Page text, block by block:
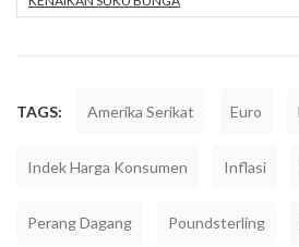
TAGS: Amerika Serikat Euro
Indek Harga Konsumen Inflasi
Perang Dagang Poundsterling